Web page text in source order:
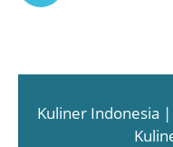
Kuliner Indonesia